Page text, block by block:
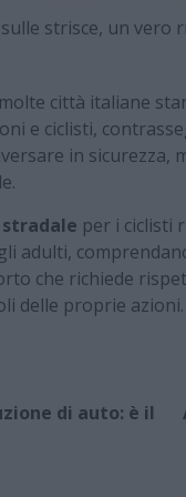
strisce, un vero
città italiane
e ciclisti,
in
per i ciclisti
adulti,
che richiede
delle proprie
di auto: è il